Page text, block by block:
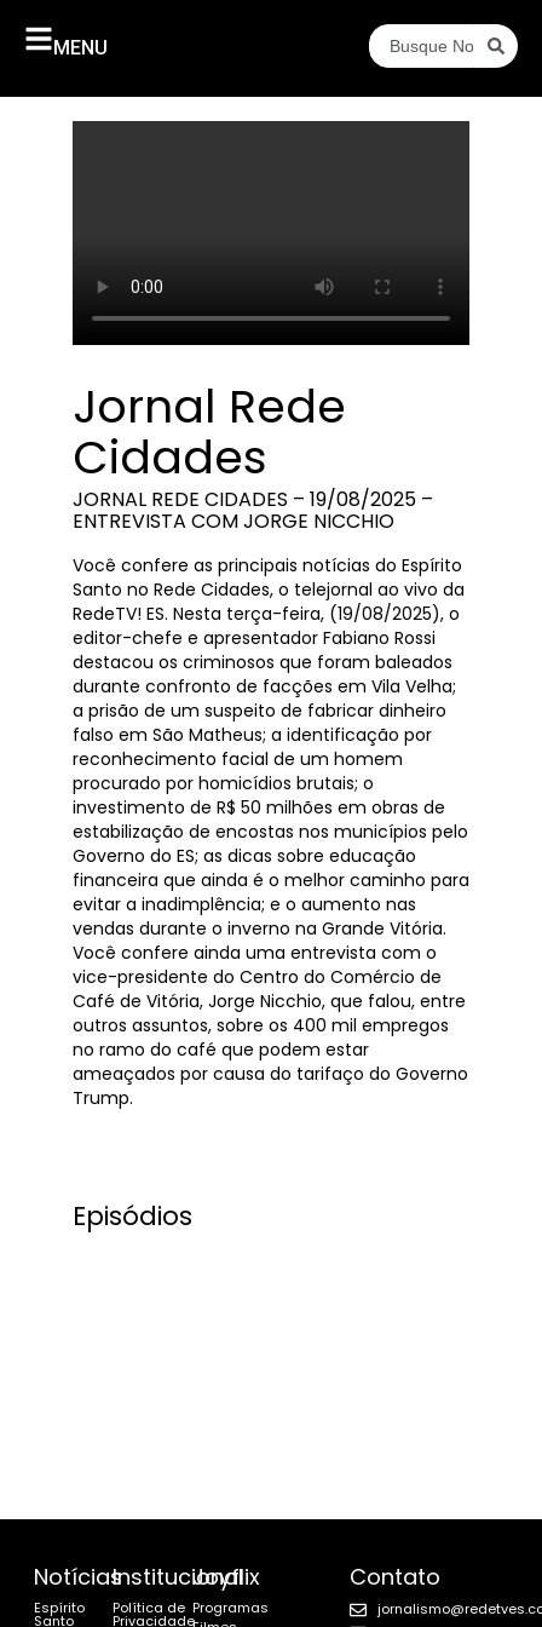
MENU
Jornal Rede
Cidades
JORNAL REDE CIDADES – 19/08/2025 –
ENTREVISTA COM JORGE NICCHIO
Você confere as principais notícias do Espírito
Santo no Rede Cidades, o telejornal ao vivo da
RedeTV! ES. Nesta terça-feira, (19/08/2025), o
editor-chefe e apresentador Fabiano Rossi
destacou os criminosos que foram baleados
durante confronto de facções em Vila Velha;
a prisão de um suspeito de fabricar dinheiro
falso em São Matheus; a identificação por
reconhecimento facial de um homem
procurado por homicídios brutais; o
investimento de R$ 50 milhões em obras de
estabilização de encostas nos municípios pelo
Governo do ES; as dicas sobre educação
financeira que ainda é o melhor caminho para
evitar a inadimplência; e o aumento nas
vendas durante o inverno na Grande Vitória.
Você confere ainda uma entrevista com o
vice-presidente do Centro do Comércio de
Café de Vitória, Jorge Nicchio, que falou, entre
outros assuntos, sobre os 400 mil empregos
no ramo do café que podem estar
ameaçados por causa do tarifaço do Governo
Trump.
Episódios
Notícias
Espírito
Santo
Institucional
Política de
Privacidade
Joyflix
Programas
Contato